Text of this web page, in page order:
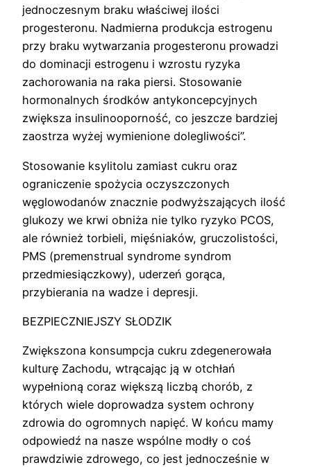
jednoczesnym braku właściwej ilości
progesteronu. Nadmierna produkcja estrogenu
przy braku wytwarzania progesteronu prowadzi
do dominacji estrogenu i wzrostu ryzyka
zachorowania na raka piersi. Stosowanie
hormonalnych środków antykoncepcyjnych
zwiększa insulinooporność, co jeszcze bardziej
zaostrza wyżej wymienione dolegliwości”.
Stosowanie ksylitolu zamiast cukru oraz
ograniczenie spożycia oczyszczonych
węglowodanów znacznie podwyższających ilość
glukozy we krwi obniża nie tylko ryzyko PCOS,
ale również torbieli, mięśniaków, gruczolistości,
PMS (premenstrual syndrome syndrom
przedmiesiączkowy), uderzeń gorąca,
przybierania na wadze i depresji.
BEZPIECZNIEJSZY SŁODZIK
Zwiększona konsumpcja cukru zdegenerowała
kulturę Zachodu, wtrącając ją w otchłań
wypełnioną coraz większą liczbą chorób, z
których wiele doprowadza system ochrony
zdrowia do ogromnych napięć. W końcu mamy
odpowiedź na nasze wspólne modły o coś
prawdziwie zdrowego, co jest jednocześnie w